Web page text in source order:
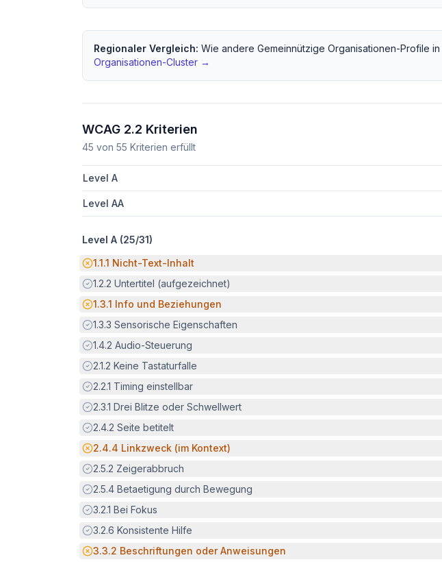
Regionaler Vergleich: Wie andere Gemeinnützige Organisationen-Profile in
Organisationen-Cluster →
WCAG 2.2 Kriterien
45 von 55 Kriterien erfüllt
Level A
Level AA
Level A (25/31)
Potenzielle Barriere:
1.1.1 Nicht-Text-Inhalt
Erfüllt:
1.2.2 Untertitel (aufgezeichnet)
Potenzielle Barriere:
1.3.1 Info und Beziehungen
Erfüllt:
1.3.3 Sensorische Eigenschaften
Erfüllt:
1.4.2 Audio-Steuerung
Erfüllt:
2.1.2 Keine Tastaturfalle
Erfüllt:
2.2.1 Timing einstellbar
Erfüllt:
2.3.1 Drei Blitze oder Schwellwert
Erfüllt:
2.4.2 Seite betitelt
Potenzielle Barriere:
2.4.4 Linkzweck (im Kontext)
Erfüllt:
2.5.2 Zeigerabbruch
Erfüllt:
2.5.4 Betaetigung durch Bewegung
Erfüllt:
3.2.1 Bei Fokus
Erfüllt:
3.2.6 Konsistente Hilfe
Potenzielle Barriere:
3.3.2 Beschriftungen oder Anweisungen